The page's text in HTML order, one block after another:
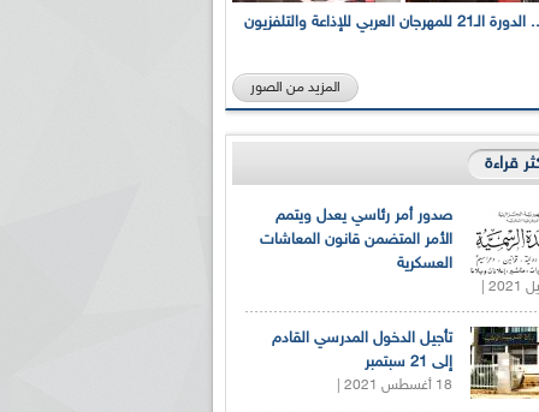
بالصور... الدورة الـ21 للمهرجان العربي للإذاعة والتلفزيون
المزيد من الصور
قراءة
صدور أمر رئاسي يعدل ويتمم
الأمر المتضمن قانون المعاشات
العسكرية
تأجيل الدخول المدرسي القادم
إلى 21 سبتمبر
18 أغسطس 2021 |